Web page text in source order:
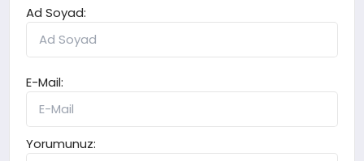
Ad Soyad:
E-Mail:
Yorumunuz: